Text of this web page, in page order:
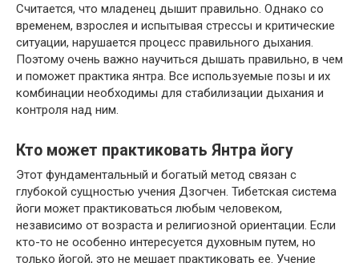
Считается, что младенец дышит правильно. Однако со
временем, взрослея и испытывая стрессы и критические
ситуации, нарушается процесс правильного дыхания.
Поэтому очень важно научиться дышать правильно, в чем
и поможет практика янтра. Все используемые позы и их
комбинации необходимы для стабилизации дыхания и
контроля над ним.
Кто может практиковать Янтра йогу
Этот фундаментальный и богатый метод связан с
глубокой сущностью учения Дзогчен. Тибетская система
йоги может практиковаться любым человеком,
независимо от возраста и религиозной ориентации. Если
кто-то не особенно интересуется духовным путем, но
только йогой, это не мешает практиковать ее. Учение